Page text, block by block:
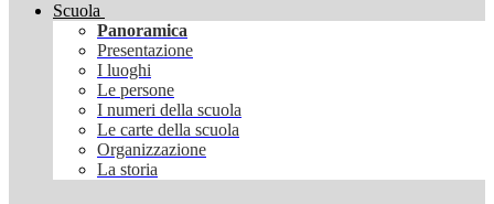
Scuola
Panoramica
Presentazione
I luoghi
Le persone
I numeri della scuola
Le carte della scuola
Organizzazione
La storia